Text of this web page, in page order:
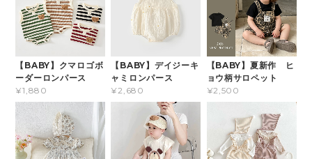
【BABY】クマロゴボ
ーダーロンパース
¥1,880
【BABY】デイジーキ
ャミロンパース
¥2,680
【BABY】夏新作 ヒ
ョウ柄サロペット
¥2,500